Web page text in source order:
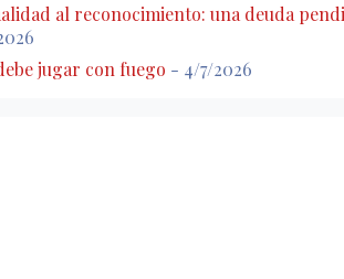
al reconocimiento: una deuda
jugar con fuego - 4/7/2026